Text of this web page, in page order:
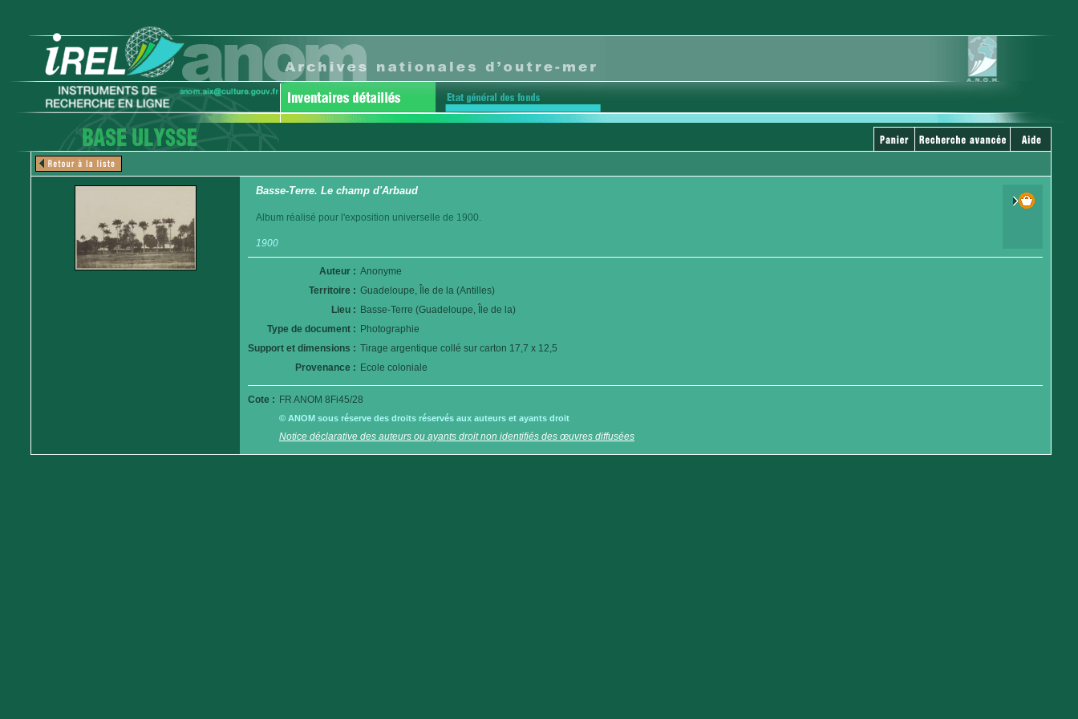
Basse-Terre. Le champ d'Arbaud
Album réalisé pour l'exposition universelle de 1900.
1900
Auteur : Anonyme
Territoire : Guadeloupe, Île de la (Antilles)
Lieu : Basse-Terre (Guadeloupe, Île de la)
Type de document : Photographie
Support et dimensions : Tirage argentique collé sur carton 17,7 x 12,5
Provenance : Ecole coloniale
Cote : FR ANOM 8Fi45/28
© ANOM sous réserve des droits réservés aux auteurs et ayants droit
Notice déclarative des auteurs ou ayants droit non identifiés des œuvres diffusées